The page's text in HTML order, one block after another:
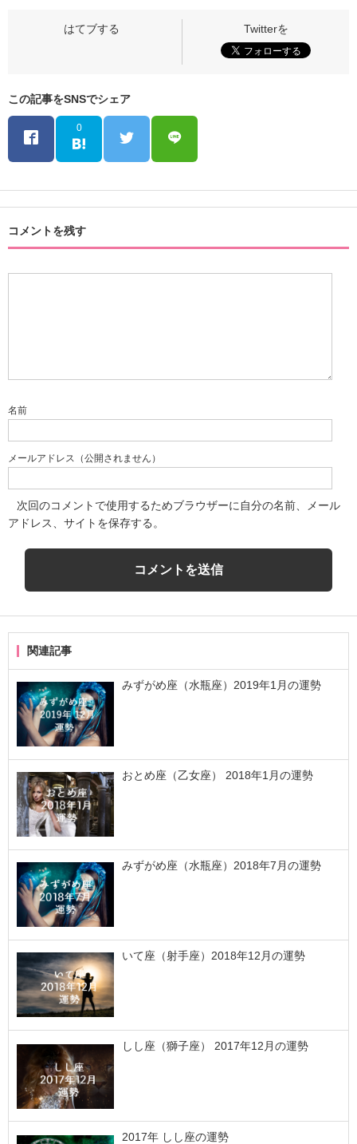
この記事をSNSでシェア
0
コメントを残す
名前
メールアドレス（公開されません）
次回のコメントで使用するためブラウザーに自分の名前、メール
アドレス、サイトを保存する。
関連記事
みずがめ座（水瓶座）2019年1月の運勢
おとめ座（乙女座） 2018年1月の運勢
みずがめ座（水瓶座）2018年7月の運勢
いて座（射手座）2018年12月の運勢
しし座（獅子座） 2017年12月の運勢
2017年 しし座の運勢